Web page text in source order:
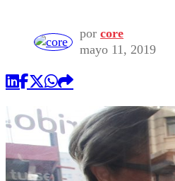
Seleccion
Torneo
Universidad de
Economía
Internacional
Sustentabilidad
Publicaciones
Opinión
por core
mayo 11, 2019